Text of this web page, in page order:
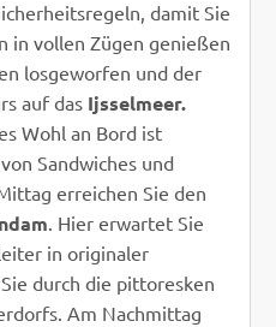
damit Sie
in vollen Zügen genießen
losgeworfen und der
auf das Ijsselmeer.
Wohl an Bord ist
Sandwiches und
erreichen Sie den
. Hier erwartet Sie
in originaler
durch die pittoresken
Am Nachmittag